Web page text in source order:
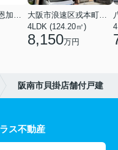
大阪市大正区南恩加島６丁目
大阪市浪速区戎本町２丁目
4LDK (124.20㎡)
8,150万円
阪南市貝掛店舗付戸建
ス不動産